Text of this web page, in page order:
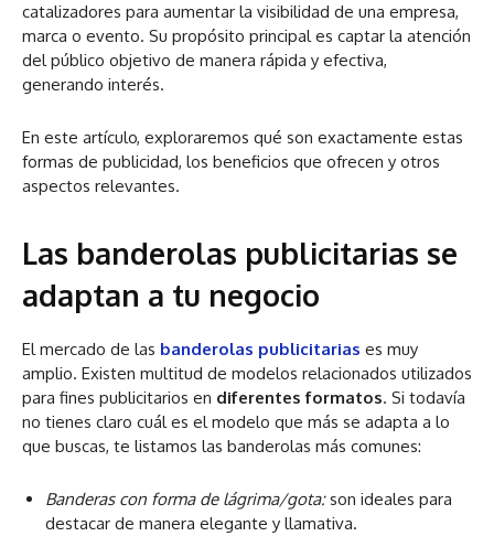
catalizadores para aumentar la visibilidad de una empresa,
marca o evento. Su propósito principal es captar la atención
del público objetivo de manera rápida y efectiva,
generando interés.
En este artículo, exploraremos qué son exactamente estas
formas de publicidad, los beneficios que ofrecen y otros
aspectos relevantes.
Las banderolas publicitarias se
adaptan a tu negocio
El mercado de las banderolas publicitarias es muy
amplio. Existen multitud de modelos relacionados utilizados
para fines publicitarios en diferentes formatos. Si todavía
no tienes claro cuál es el modelo que más se adapta a lo
que buscas, te listamos las banderolas más comunes:
Banderas con forma de lágrima/gota:son ideales para
destacar de manera elegante y llamativa.